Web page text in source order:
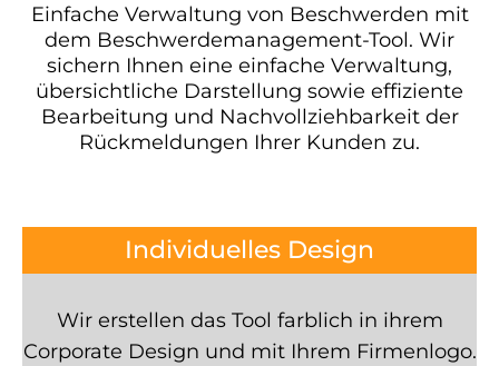
Einfache Verwaltung von Beschwerden mit
dem Beschwerdemanagement-Tool. Wir
sichern Ihnen eine einfache Verwaltung,
übersichtliche Darstellung sowie effiziente
Bearbeitung und Nachvollziehbarkeit der
Rückmeldungen Ihrer Kunden zu.
Individuelles Design
Wir erstellen das Tool farblich in ihrem
Corporate Design und mit Ihrem Firmenlogo.